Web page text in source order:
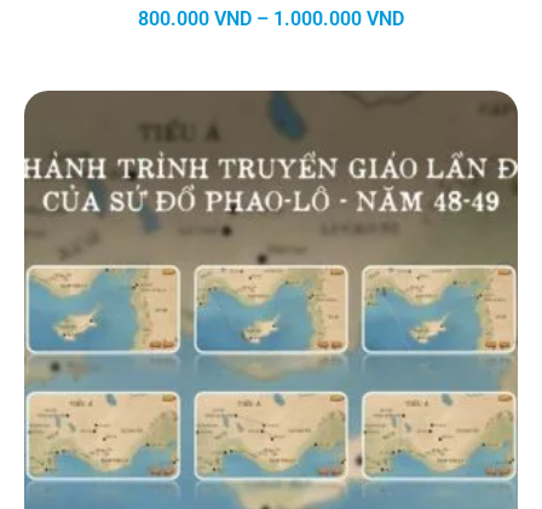
800.000 VND – 1.000.000 VNDKhoảng
800.000 VND
1.000.000 VND